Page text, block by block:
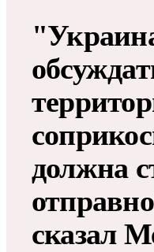
должна
сказал